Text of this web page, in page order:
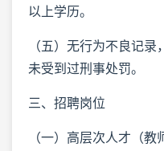
以上学历。
（五）无行为不良记录
未受到过刑事处罚。
三、招聘岗位
（一）高层次人才（教